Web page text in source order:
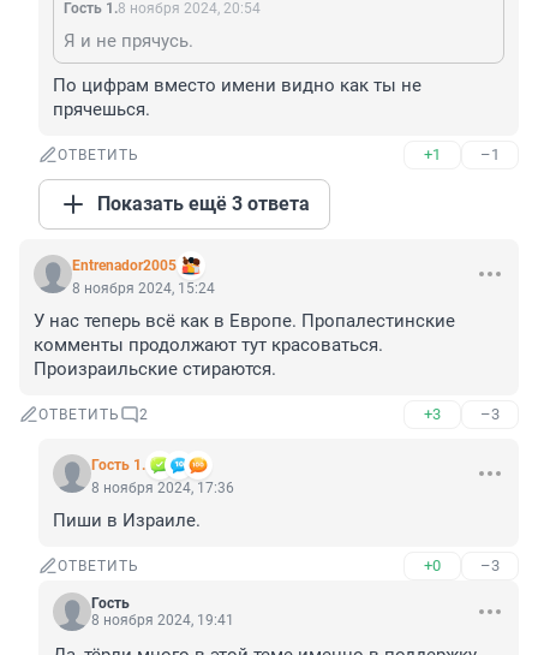
Гость 1.8 ноября 2024, 20:54
Я и не прячусь.
По цифрам вместо имени видно как ты не
прячешься.
ОТВЕТИТЬ +1 –1
Показать ещё 3 ответа
Entrenador2005
8 ноября 2024, 15:24
У нас теперь всё как в Европе. Пропалестинские
комменты продолжают тут красоваться.
Произраильские стираются.
ОТВЕТИТЬ 2 +3 –3
Гость 1.
8 ноября 2024, 17:36
Пиши в Израиле.
ОТВЕТИТЬ +0 –3
Гость
8 ноября 2024, 19:41